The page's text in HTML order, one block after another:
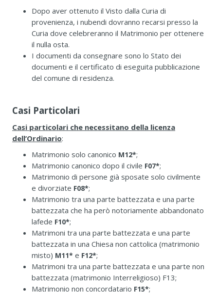
Dopo aver ottenuto il Visto dalla Curia di
provenienza, i nubendi dovranno recarsi presso la
Curia dove celebreranno il Matrimonio per ottenere
il nulla osta.
I documenti da consegnare sono lo Stato dei
documenti e il certificato di eseguita pubblicazione
del comune di residenza.
Casi Particolari
Casi particolari che necessitano della licenza
dell’Ordinario:
Matrimonio solo canonico M12*;
Matrimonio canonico dopo il civile F07*;
Matrimonio di persone già sposate solo civilmente
e divorziate F08*;
Matrimonio tra una parte battezzata e una parte
battezzata che ha però notoriamente abbandonato
lafede F10*;
Matrimoni tra una parte battezzata e una parte
battezzata in una Chiesa non cattolica (matrimonio
misto) M11* e F12*;
Matrimoni tra una parte battezzata e una parte non
battezzata (matrimonio Interreligioso) F13;
Matrimonio non concordatario F15*;